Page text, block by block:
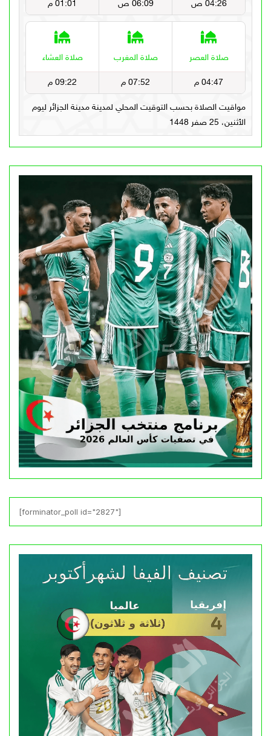
[forminator_poll id="2827"]